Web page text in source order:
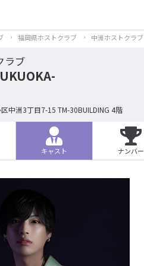
福岡県ホストクラブ 中洲ホストクラブ
ラブ
中洲3丁目7-15 TM-30BUILDING 4階
キャスト ナンバー